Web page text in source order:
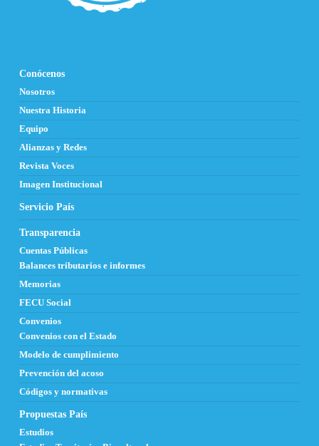
Conócenos
Nosotros
Nuestra Historia
Equipo
Alianzas y Redes
Revista Voces
Imagen Institucional
Servicio País
Transparencia
Cuentas Públicas
Balances tributarios e informes
Memorias
FECU Social
Convenios
Convenios con el Estado
Modelo de cumplimiento
Prevención del acoso
Códigos y normativas
Propuestas País
Estudios